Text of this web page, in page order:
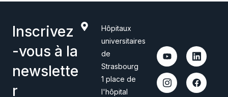
Inscrivez
-vous à la
newslette
r
Hôpitaux
universitaires
de
Strasbourg
1 place de
l'hôpital